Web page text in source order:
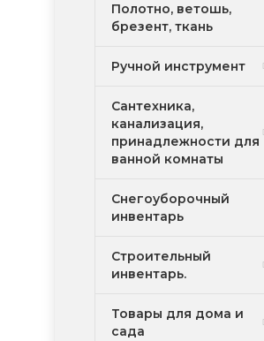
Полотно, ветошь,
брезент, ткань
Ручной инструмент
Сантехника,
канализация,
принадлежности для
ванной комнаты
Снегоуборочный
инвентарь
Строительный
инвентарь.
Товары для дома и
сада